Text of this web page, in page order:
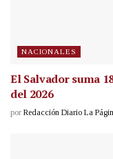
NACIONALES
El Salvador suma
del 2026
por Redacción Diario La